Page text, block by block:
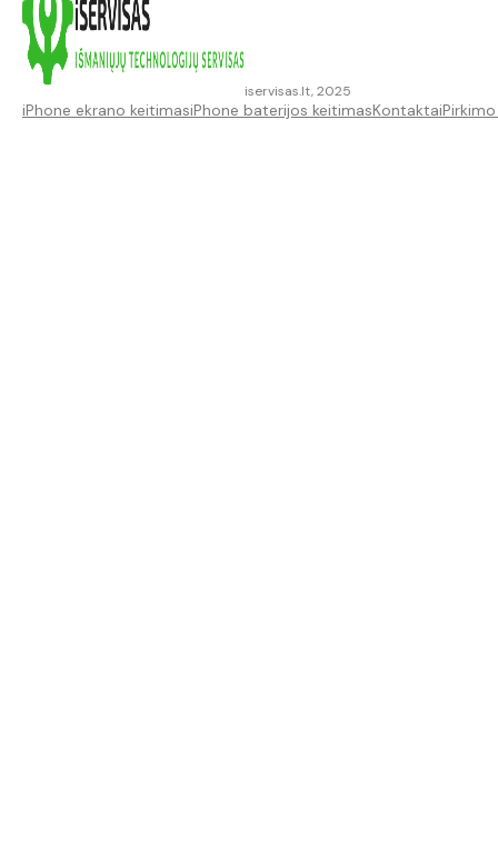
iservisas.lt, 2025
iPhone ekrano keitimasiPhone baterijos keitimasKontaktai